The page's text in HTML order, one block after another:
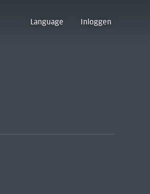
Language Inloggen